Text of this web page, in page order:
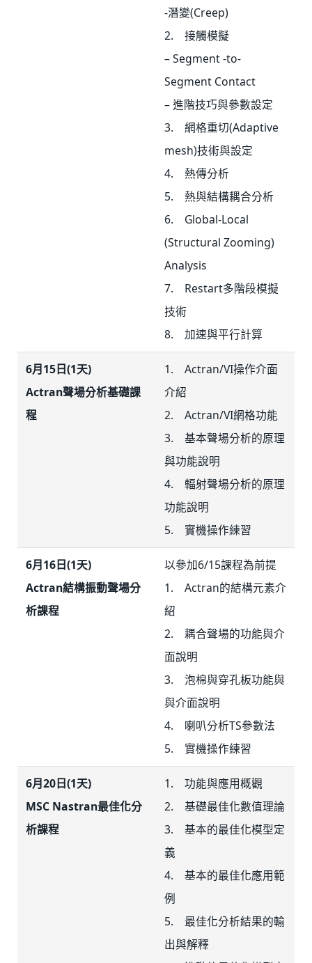
-潛變(Creep)
2. 接觸模擬
– Segment -to-
Segment Contact
– 進階技巧與參數設定
3. 網格重切(Adaptive
mesh)技術與設定
4. 熱傳分析
5. 熱與結構耦合分析
6. Global-Local
(Structural Zooming)
Analysis
7. Restart多階段模擬
技術
8. 加速與平行計算
6月15日(1天)
Actran聲場分析基礎課
程
1. Actran/VI操作介面
介紹
2. Actran/VI網格功能
3. 基本聲場分析的原理
與功能說明
4. 輻射聲場分析的原理
功能說明
5. 實機操作練習
6月16日(1天)
Actran結構振動聲場分
析課程
以參加6/15課程為前提
1. Actran的結構元素介
紹
2. 耦合聲場的功能與介
面說明
3. 泡棉與穿孔板功能與
與介面說明
4. 喇叭分析TS參數法
5. 實機操作練習
6月20日(1天)
MSC Nastran最佳化分
析課程
1. 功能與應用概觀
2. 基礎最佳化數值理論
3. 基本的最佳化模型定
義
4. 基本的最佳化應用範
例
5. 最佳化分析結果的輸
出與解釋